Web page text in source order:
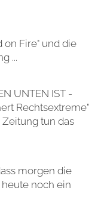
on Fire" und die
...
UNTEN IST -
Rechtsextreme"
tun das
morgen die
noch ein